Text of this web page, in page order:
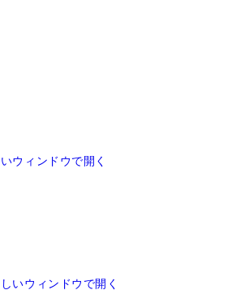
ウィンドウで開く
いウィンドウで開く